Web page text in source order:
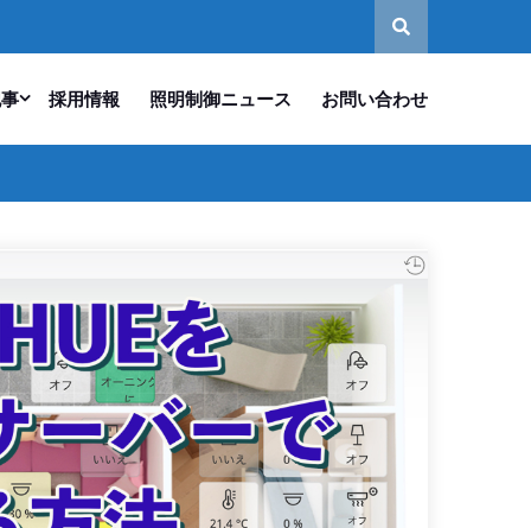
採用情報 照明制御ニュース お問い合わせ